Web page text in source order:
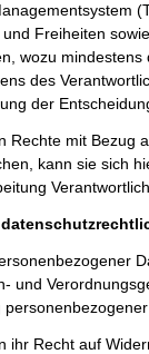
Freiheiten
wozu
des
der
Rechte mit Bezug
kann sie sich
und
ihr Recht auf